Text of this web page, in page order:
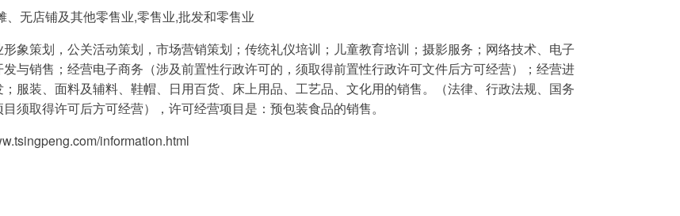
、无店铺及其他零售业,零售业,批发和零售业
象策划，公关活动策划，市场营销策划；传统礼仪培训；儿童教育培训；摄影服务；网络技术、电子
与销售；经营电子商务（涉及前置性行政许可的，须取得前置性行政许可文件后方可经营）；经营进
服装、面料及辅料、鞋帽、日用百货、床上用品、工艺品、文化用的销售。（法律、行政法规、国务
须取得许可后方可经营），许可经营项目是：预包装食品的销售。
information.html